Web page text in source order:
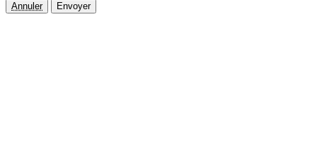
Annuler Envoyer